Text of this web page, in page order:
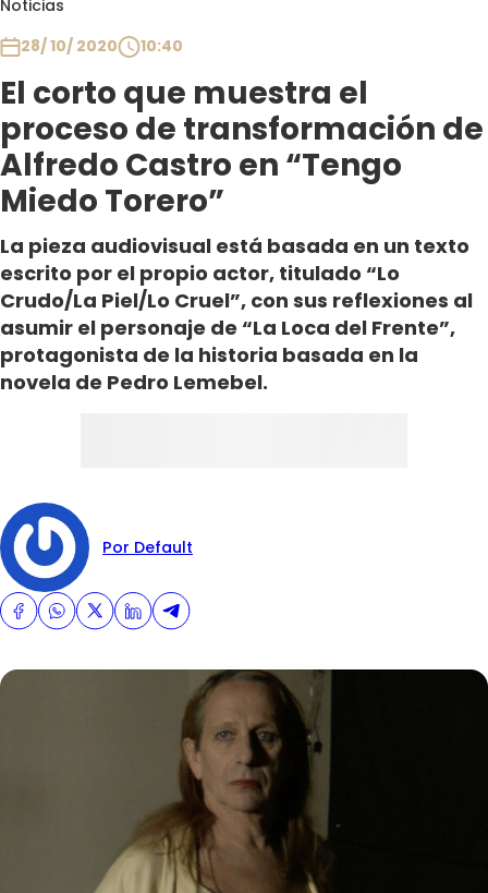
Noticias
28/ 10/ 2020
10:40
El corto que muestra el
proceso de transformación de
Alfredo Castro en “Tengo
Miedo Torero”
La pieza audiovisual está basada en un texto
escrito por el propio actor, titulado “Lo
Crudo/La Piel/Lo Cruel”, con sus reflexiones al
asumir el personaje de “La Loca del Frente”,
protagonista de la historia basada en la
novela de Pedro Lemebel.
Por Default
Club De La Comedia
Contigo en Directo
Plan Perfecto
El Tiempo
Sabingo
Todos Los Programas